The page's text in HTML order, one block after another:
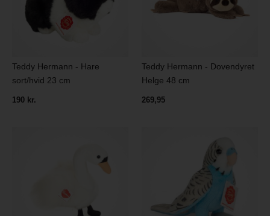
Teddy Hermann - Hare
sort/hvid 23 cm
190 kr.
Teddy Hermann - Dovendyret
Helge 48 cm
269,95